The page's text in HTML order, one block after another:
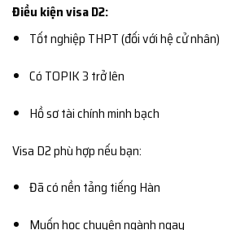
Điều kiện visa D2:
Tốt nghiệp THPT (đối với hệ cử nhân)
Có TOPIK 3 trở lên
Hồ sơ tài chính minh bạch
Visa D2 phù hợp nếu bạn:
Đã có nền tảng tiếng Hàn
Muốn học chuyên ngành ngay